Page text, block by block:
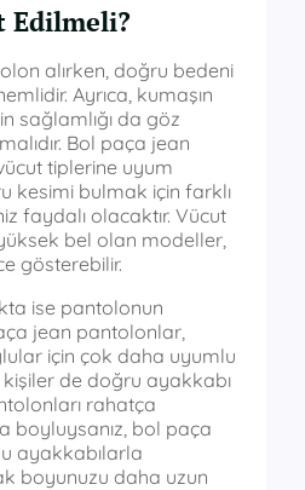
Edilmeli?
alırken, doğru bedeni
Ayrıca, kumaşın
sağlamlığı da göz
Bol paça jean
tiplerine uyum
kesimi bulmak için farklı
faydalı olacaktır. Vücut
bel olan modeller,
gösterebilir.
ise pantolonun
jean pantolonlar,
için çok daha uyumlu
de doğru ayakkabı
rahatça
boyluysanız, bol paça
ayakkabılarla
boyunuzu daha uzun